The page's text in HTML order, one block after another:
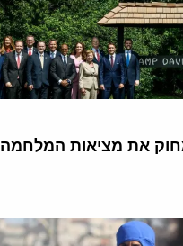
את מציאות המלחמה